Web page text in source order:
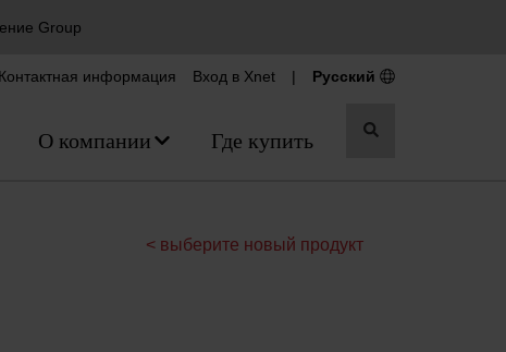
Group
Контактная информация Вход в Xnet | Русский
О компании Где купить
Переключить
< выберите новый продукт